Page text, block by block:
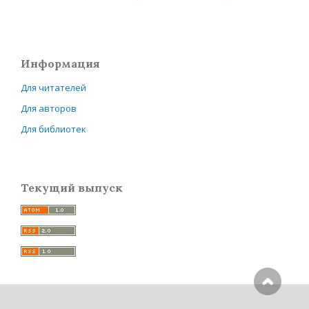
Информация
Для читателей
Для авторов
Для библиотек
Текущий выпуск